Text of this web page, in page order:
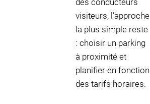
des conducteurs
visiteurs, l’approche
la plus simple reste
: choisir un parking
à proximité et
planifier en fonction
des tarifs horaires.